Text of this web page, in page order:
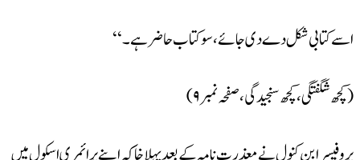
اسے کتابی شکل دے دی جائے،سو کتاب حاضر ہے۔‘‘
(کچھ شگفتگی، کچھ سنجیدگی، صفحہ نمبر ۹)